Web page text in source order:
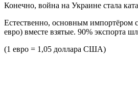
Конечно, война на Украине стала
Естественно, основным импортёром
евро) вместе взятые. 90%
(1 евро = 1,05 доллара США)